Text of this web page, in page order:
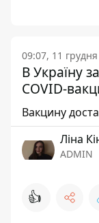
09:07, 11 грудня
В Україну
COVID-
Вакцину
Ліна
ADMIN
👍